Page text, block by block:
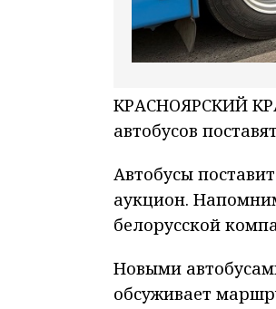
КРАСНОЯРСКИЙ
автобусов
Автобусы
аукцион.
белорусской
Новыми
обсуживает